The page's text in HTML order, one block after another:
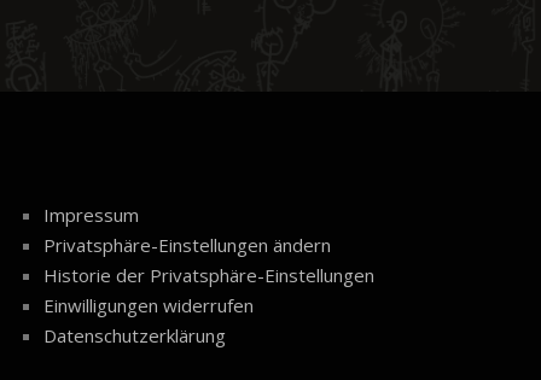
Impressum
Privatsphäre-Einstellungen ändern
Historie der Privatsphäre-Einstellungen
Einwilligungen widerrufen
Datenschutzerklärung